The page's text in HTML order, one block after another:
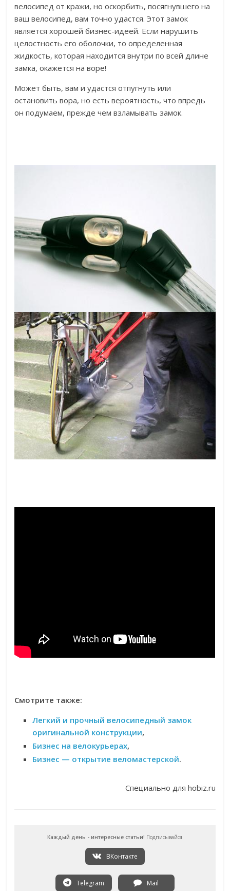
велосипед от кражи, но оскорбить, посягнувшего на
ваш велосипед, вам точно удастся. Этот замок
является хорошей бизнес-идеей. Если нарушить
целостность его оболочки, то определенная
жидкость, которая находится внутри по всей длине
замка, окажется на воре!
Может быть, вам и удастся отпугнуть или
остановить вора, но есть вероятность, что впредь
он подумаем, прежде чем взламывать замок.
Смотрите также:
Легкий и прочный велосипедный замок
оригинальной конструкции,
Бизнес на велокурьерах,
Бизнес — открытие веломастерской.
Специально для hobiz.ru
Каждый день - интересные статьи! Подписывайся
ВКонтакте
Telegram Mail